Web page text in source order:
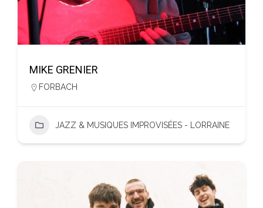
MIKE GRENIER
FORBACH
JAZZ & MUSIQUES IMPROVISÉES - LORRAINE